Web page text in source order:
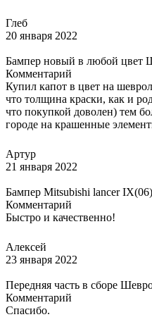
Глеб
20 января 2022
Бампер новый в любой цвет
Комментарий
Купил капот в цвет на
что толщина краски, как и
что покупкой доволен) тем
городе на крашенные
Артур
21 января 2022
Бампер Mitsubishi lancer
Комментарий
Быстро и качественно!
Алексей
23 января 2022
Передняя часть в сборе
Комментарий
Спасибо.